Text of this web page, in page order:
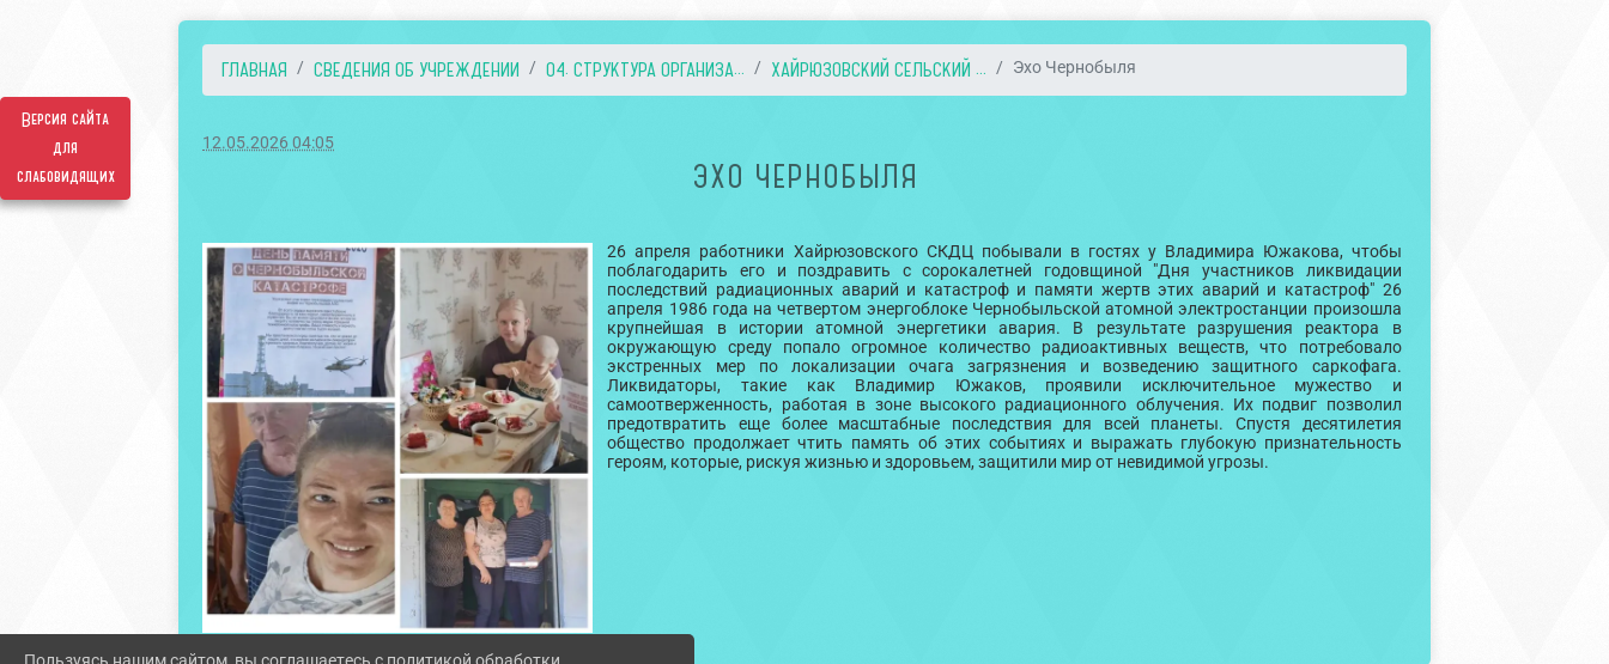
Версия сайта
для
слабовидящих
ГЛАВНАЯ СВЕДЕНИЯ ОБ УЧРЕЖДЕНИИ 04. СТРУКТУРА ОРГАНИЗА... ХАЙРЮЗОВСКИЙ СЕЛЬСКИЙ ... Эхо Чернобыля
12.05.2026 04:05
ЭХО ЧЕРНОБЫЛЯ
26 апреля работники Хайрюзовского СКДЦ побывали в гостях у Владимира Южакова, чтобы
поблагодарить его и поздравить с сорокалетней годовщиной "Дня участников ликвидации
последствий радиационных аварий и катастроф и памяти жертв этих аварий и катастроф" 26
апреля 1986 года на четвертом энергоблоке Чернобыльской атомной электростанции произошла
крупнейшая в истории атомной энергетики авария. В результате разрушения реактора в
окружающую среду попало огромное количество радиоактивных веществ, что потребовало
экстренных мер по локализации очага загрязнения и возведению защитного саркофага.
Ликвидаторы, такие как Владимир Южаков, проявили исключительное мужество и
самоотверженность, работая в зоне высокого радиационного облучения. Их подвиг позволил
предотвратить еще более масштабные последствия для всей планеты. Спустя десятилетия
общество продолжает чтить память об этих событиях и выражать глубокую признательность
героям, которые, рискуя жизнью и здоровьем, защитили мир от невидимой угрозы.